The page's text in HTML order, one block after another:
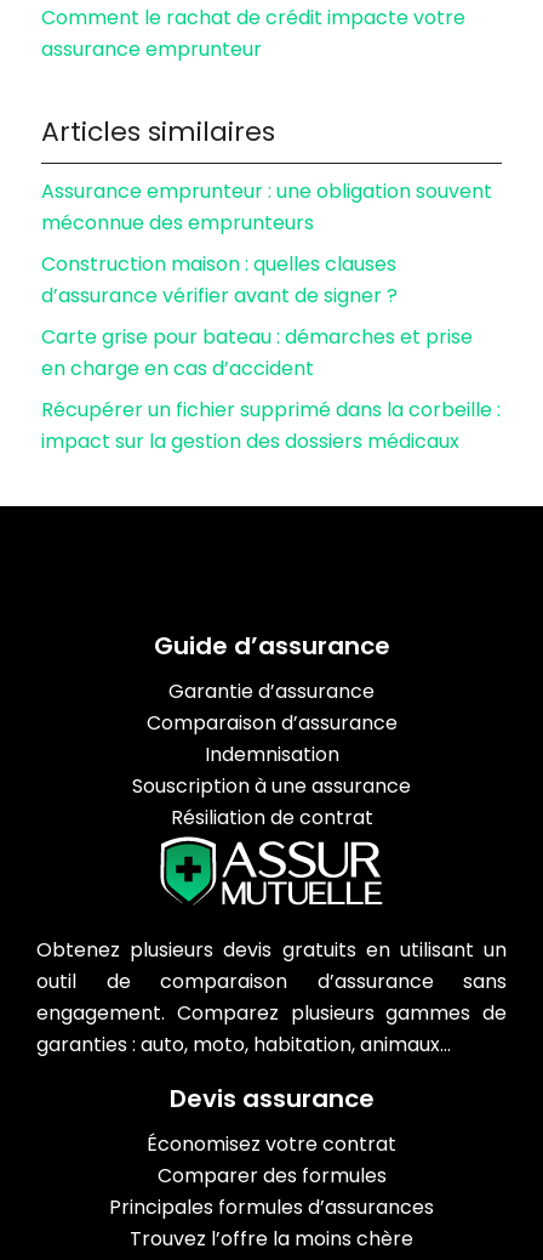
Comment le rachat de crédit impacte votre
assurance emprunteur
Articles similaires
Assurance emprunteur : une obligation souvent
méconnue des emprunteurs
Construction maison : quelles clauses
d’assurance vérifier avant de signer ?
Carte grise pour bateau : démarches et prise
en charge en cas d’accident
Récupérer un fichier supprimé dans la corbeille :
impact sur la gestion des dossiers médicaux
Guide d’assurance
Garantie d’assurance
Comparaison d’assurance
Indemnisation
Souscription à une assurance
Résiliation de contrat
Obtenez plusieurs devis gratuits en utilisant un
outil de comparaison d’assurance sans
engagement. Comparez plusieurs gammes de
garanties : auto, moto, habitation, animaux…
Devis assurance
Économisez votre contrat
Comparer des formules
Principales formules d’assurances
Trouvez l’offre la moins chère